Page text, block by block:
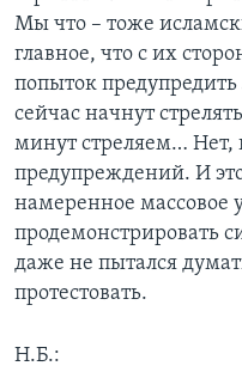
Мы что – тоже
главное, что с их
попыток
сейчас начнут
минут стреляем… Нет,
предупреждений. И
намеренное массовое
продемонстрировать
даже не пытался
протестовать.
Н.Б.: